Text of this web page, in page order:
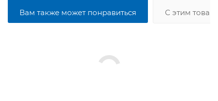
Вам также может понравиться С этим